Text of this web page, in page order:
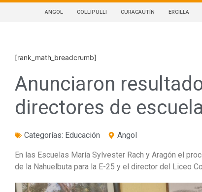
ANGOL COLLIPULLI CURACAUTÍN ERCILLA
[rank_math_breadcrumb]
Anunciaron
directores de
Categorías: Educación Angol
En las Escuelas María Sylvester Rach y Aragón el
de la Nahuelbuta para la E-25 y el director del Liceo